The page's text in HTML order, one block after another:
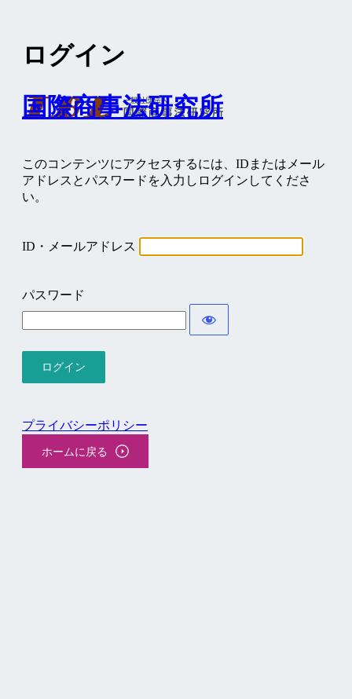
ログイン
国際商事法研究所
このコンテンツにアクセスするには、IDまたはメール
アドレスとパスワードを入力しログインしてくださ
い。
ID・メールアドレス
パスワード
プライバシーポリシー
ホームに戻る